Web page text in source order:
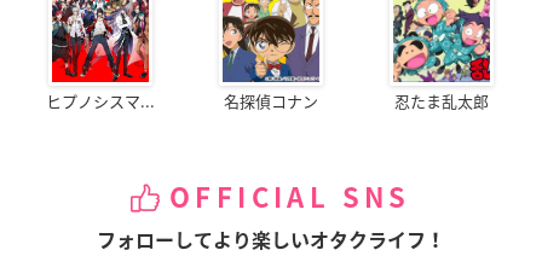
ヒプノシスマ... 名探偵コナン 忍たま乱太郎
OFFICIAL SNS
フォローしてより楽しいオタクライフ！